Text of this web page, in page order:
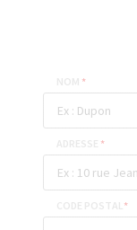
*
*
*